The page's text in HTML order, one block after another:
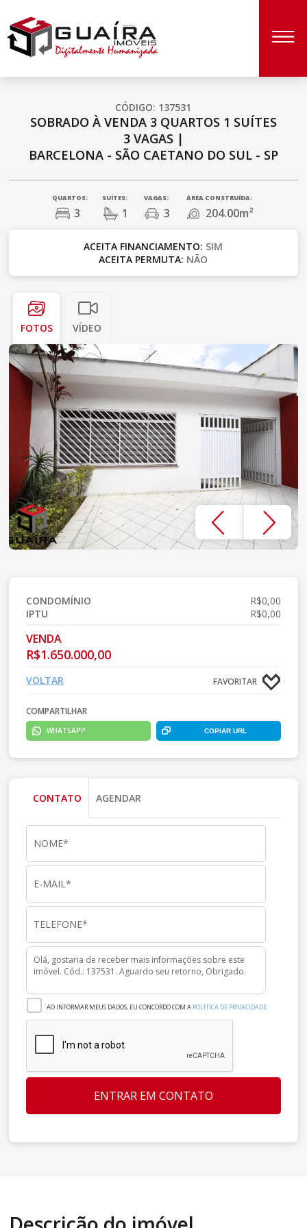
CÓDIGO: 137531
SOBRADO À VENDA 3 QUARTOS 1 SUÍTES
3 VAGAS|
BARCELONA - SÃO CAETANO DO SUL - SP
QUARTOS:
3
SUÍTES:
1
VAGAS:
3
ÁREA CONSTRUÍDA:
204.00m²
ACEITA FINANCIAMENTO: SIM
ACEITA PERMUTA: NÃO
FOTOS VÍDEO
CONDOMÍNIO
R$0,00
IPTU
R$0,00
VENDA
R$1.650.000,00
FAVORITAR
VOLTAR
COMPARTILHAR
WHATSAPP COPIAR URL
CONTATO AGENDAR
AO INFORMAR MEUS DADOS, EU CONCORDO COM A POLÍTICA DE PRIVACIDADE.
ENTRAR EM CONTATO